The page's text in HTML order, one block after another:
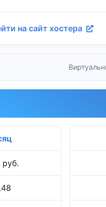
на сайт хостера
руб.